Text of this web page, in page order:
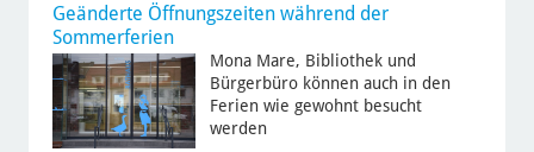
Geänderte Öffnungszeiten während der
Sommerferien
Mona Mare, Bibliothek und
Bürgerbüro können auch in den
Ferien wie gewohnt besucht
werden